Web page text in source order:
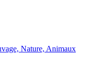
Nature, Animaux